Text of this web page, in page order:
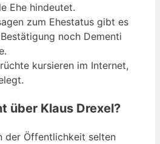
Ehe hindeutet.
zum Ehestatus gibt es
noch Dementi
kursieren im Internet,
über Klaus Drexel?
der Öffentlichkeit selten